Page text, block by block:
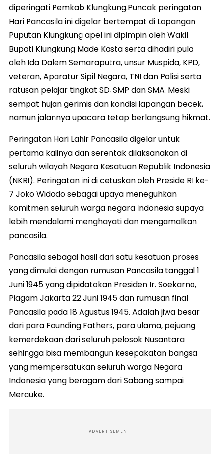
diperingati Pemkab Klungkung.Puncak peringatan
Hari Pancasila ini digelar bertempat di Lapangan
Puputan Klungkung apel ini dipimpin oleh Wakil
Bupati Klungkung Made Kasta serta dihadiri pula
oleh Ida Dalem Semaraputra, unsur Muspida, KPD,
veteran, Aparatur Sipil Negara, TNI dan Polisi serta
ratusan pelajar tingkat SD, SMP dan SMA. Meski
sempat hujan gerimis dan kondisi lapangan becek,
namun jalannya upacara tetap berlangsung hikmat.
Peringatan Hari Lahir Pancasila digelar untuk
pertama kalinya dan serentak dilaksanakan di
seluruh wilayah Negara Kesatuan Republik Indonesia
(NKRI). Peringatan ini di cetuskan oleh Preside RI ke-
7 Joko Widodo sebagai upaya meneguhkan
komitmen seluruh warga negara Indonesia supaya
lebih mendalami menghayati dan mengamalkan
pancasila.
Pancasila sebagai hasil dari satu kesatuan proses
yang dimulai dengan rumusan Pancasila tanggal 1
Juni 1945 yang dipidatokan Presiden Ir. Soekarno,
Piagam Jakarta 22 Juni 1945 dan rumusan final
Pancasila pada 18 Agustus 1945. Adalah jiwa besar
dari para Founding Fathers, para ulama, pejuang
kemerdekaan dari seluruh pelosok Nusantara
sehingga bisa membangun kesepakatan bangsa
yang mempersatukan seluruh warga Negara
Indonesia yang beragam dari Sabang sampai
Merauke.
ADVERTISEMENT